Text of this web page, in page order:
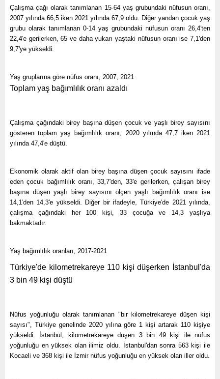
Çalışma çağı olarak tanımlanan 15-64 yaş grubundaki nüfusun oranı,
2007 yılında 66,5 iken 2021 yılında 67,9 oldu. Diğer yandan çocuk yaş
grubu olarak tanımlanan 0-14 yaş grubundaki nüfusun oranı 26,4'ten
22,4'e gerilerken, 65 ve daha yukarı yaştaki nüfusun oranı ise 7,1'den
9,7'ye yükseldi.
Yaş gruplarına göre nüfus oranı, 2007, 2021
Toplam yaş bağımlılık oranı azaldı
Çalışma çağındaki birey başına düşen çocuk ve yaşlı birey sayısını
gösteren toplam yaş bağımlılık oranı, 2020 yılında 47,7 iken 2021
yılında 47,4'e düştü.
Ekonomik olarak aktif olan birey başına düşen çocuk sayısını ifade
eden çocuk bağımlılık oranı, 33,7'den, 33'e gerilerken, çalışan birey
başına düşen yaşlı birey sayısını ölçen yaşlı bağımlılık oranı ise
14,1'den 14,3'e yükseldi. Diğer bir ifadeyle, Türkiye'de 2021 yılında,
çalışma çağındaki her 100 kişi, 33 çocuğa ve 14,3 yaşlıya
bakmaktadır.
Yaş bağımlılık oranları, 2017-2021
Türkiye'de kilometrekareye 110 kişi düşerken İstanbul'da
3 bin 49 kişi düştü
Nüfus yoğunluğu olarak tanımlanan "bir kilometrekareye düşen kişi
sayısı", Türkiye genelinde 2020 yılına göre 1 kişi artarak 110 kişiye
yükseldi. İstanbul, kilometrekareye düşen 3 bin 49 kişi ile nüfus
yoğunluğu en yüksek olan ilimiz oldu. İstanbul'dan sonra 563 kişi ile
Kocaeli ve 368 kişi ile İzmir nüfus yoğunluğu en yüksek olan iller oldu.